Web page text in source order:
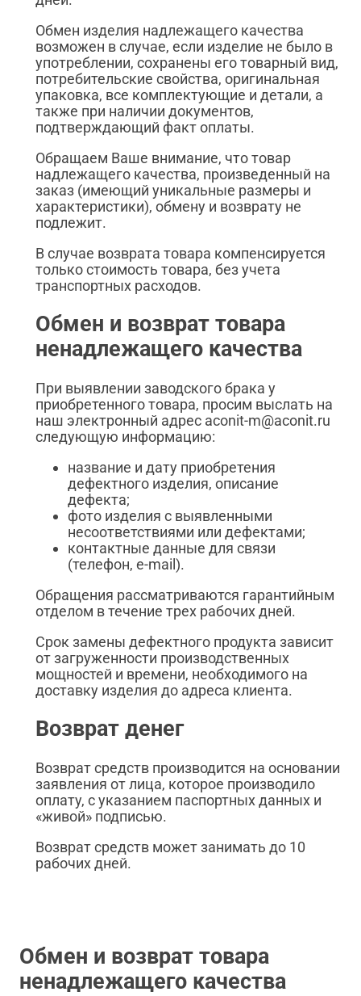
Обмен изделия надлежащего качества
возможен в случае, если изделие не было в
употреблении, сохранены его товарный вид,
потребительские свойства, оригинальная
упаковка, все комплектующие и детали, а
также при наличии документов,
подтверждающий факт оплаты.
Обращаем Ваше внимание, что товар
надлежащего качества, произведенный на
заказ (имеющий уникальные размеры и
характеристики), обмену и возврату не
подлежит.
В случае возврата товара компенсируется
только стоимость товара, без учета
транспортных расходов.
Обмен и возврат товара
ненадлежащего качества
При выявлении заводского брака у
приобретенного товара, просим выслать на
наш электронный адрес aconit-m@aconit.ru
следующую информацию:
название и дату приобретения
дефектного изделия, описание
дефекта;
фото изделия с выявленными
несоответствиями или дефектами;
контактные данные для связи
(телефон, e-mail).
Обращения рассматриваются гарантийным
отделом в течение трех рабочих дней.
Срок замены дефектного продукта зависит
от загруженности производственных
мощностей и времени, необходимого на
доставку изделия до адреса клиента.
Возврат денег
Возврат средств производится на основании
заявления от лица, которое производило
оплату, с указанием паспортных данных и
«живой» подписью.
Возврат средств может занимать до 10
рабочих дней.
Обмен и возврат товара
ненадлежащего качества